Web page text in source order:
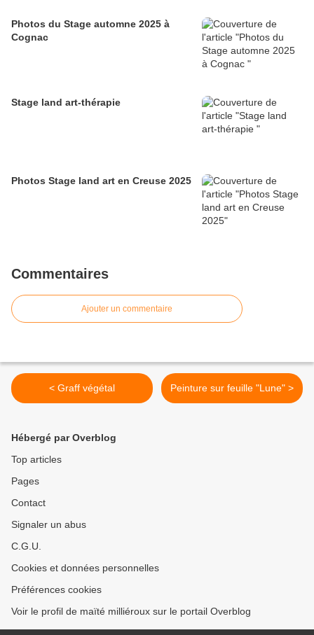
Photos du Stage automne 2025 à
Cognac
Stage land art-thérapie
Photos Stage land art en Creuse 2025
Commentaires
Ajouter un commentaire
< Graff végétal Peinture sur feuille "Lune" >
Hébergé par Overblog
Top articles
Pages
Contact
Signaler un abus
C.G.U.
Cookies et données personnelles
Préférences cookies
Voir le profil de maïté milliéroux sur le portail Overblog